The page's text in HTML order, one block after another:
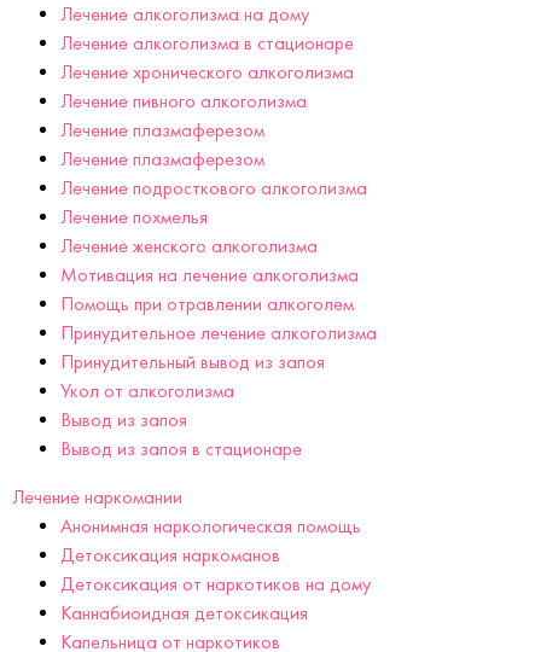
Лечение алкоголизма на дому
Лечение алкоголизма в стационаре
Лечение хронического алкоголизма
Лечение пивного алкоголизма
Лечение плазмаферезом
Лечение плазмаферезом
Лечение подросткового алкоголизма
Лечение похмелья
Лечение женского алкоголизма
Мотивация на лечение алкоголизма
Помощь при отравлении алкоголем
Принудительное лечение алкоголизма
Принудительный вывод из запоя
Укол от алкоголизма
Вывод из запоя
Вывод из запоя в стационаре
Лечение наркомании
Анонимная наркологическая помощь
Детоксикация наркоманов
Детоксикация от наркотиков на дому
Каннабиоидная детоксикация
Капельница от наркотиков